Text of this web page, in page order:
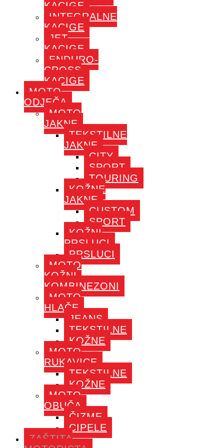
KACIGE
INTEGRALNE
KACIGE
JET
KACIGE
ENDURO-
CROSS
KACIGE
MOTO
ODJEČA
MOTO
JAKNE
TEKSTILNE
JAKNE
CITY
SPORT
TOURING
KOŽNE
JAKNE
CUSTOM
SPORT
KOŽNI
PRSLUCI
PRSLUCI
MOTO
KOŽNI
KOMBINEZONI
MOTO
HLAČE
JEANS
TEKSTILNE
KOŽNE
MOTO
RUKAVICE
TEKSTILNE
KOŽNE
MOTO
OBUČA
ČIZME
CIPELE
ZAŠTITA